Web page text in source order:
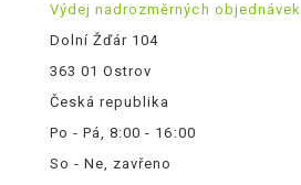
Výdej nadrozměrných objednávek
Dolní Žďár 104
363 01 Ostrov
Česká republika
Po - Pá, 8:00 - 16:00
So - Ne, zavřeno